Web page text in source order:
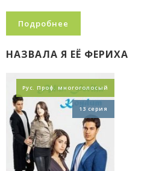
Подробнее
НАЗВАЛА Я ЕЁ ФЕРИХА
Рус. Проф. многоголосый
13 серия